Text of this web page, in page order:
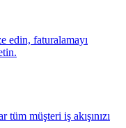
edin, faturalamayı
müşteri iş akışınızı